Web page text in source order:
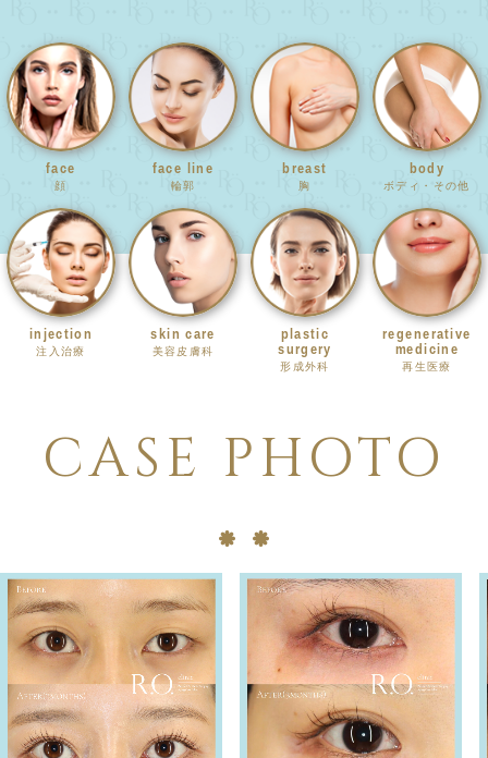
face
顔
face line
輪郭
breast
胸
body
ボディ・その他
injection
注入治療
skin care
美容皮膚科
plastic
surgery
形成外科
regenerative
medicine
再生医療
CASE PHOTO